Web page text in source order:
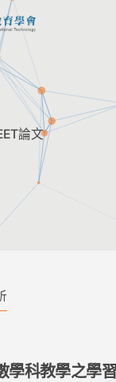
論文
學科教學之學